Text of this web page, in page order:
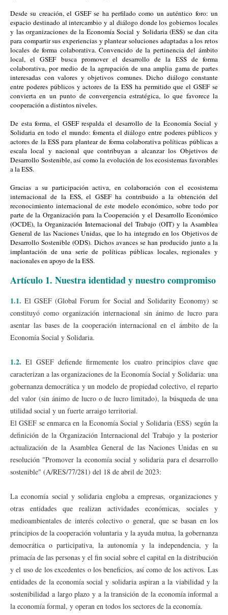
Desde su creación, el GSEF se ha perfilado como un auténtico foro: un
espacio destinado al intercambio y al diálogo donde los gobiernos locales
y las organizaciones de la Economía Social y Solidaria (ESS) se dan cita
para compartir sus experiencias y plantear soluciones adaptadas a los retos
locales de forma colaborativa. Convencido de la pertinencia del ámbito
local, el GSEF busca promover el desarrollo de la ESS de forma
colaborativa, por medio de la agrupación de una amplia gama de partes
interesadas con valores y objetivos comunes. Dicho diálogo constante
entre poderes públicos y actores de la ESS ha permitido que el GSEF se
convierta en un punto de convergencia estratégica, lo que favorece la
cooperación a distintos niveles.
De esta forma, el GSEF respalda el desarrollo de la Economía Social y
Solidaria en todo el mundo: fomenta el diálogo entre poderes públicos y
actores de la ESS para plantear de forma colaborativa políticas públicas a
escala local y nacional que contribuyan a alcanzar los Objetivos de
Desarrollo Sostenible, así como la evolución de los ecosistemas favorables
a la ESS.
Gracias a su participación activa, en colaboración con el ecosistema
internacional de la ESS, el GSEF ha contribuido a la obtención del
reconocimiento internacional de este modelo económico, sobre todo por
parte de la Organización para la Cooperación y el Desarrollo Económico
(OCDE), la Organización Internacional del Trabajo (OIT) y la Asamblea
General de las Naciones Unidas, que lo ha integrado en los Objetivos de
Desarrollo Sostenible (ODS). Dichos avances se han producido junto a la
implantación de una serie de políticas públicas locales, regionales y
nacionales en apoyo de la ESS.
Artículo 1. Nuestra identidad y nuestro compromiso
1.1. El GSEF (Global Forum for Social and Solidarity Economy) se
constituyó como organización internacional sin ánimo de lucro para
asentar las bases de la cooperación internacional en el ámbito de la
Economía Social y Solidaria.
1.2. El GSEF defiende firmemente los cuatro principios clave que
caracterizan a las organizaciones de la Economía Social y Solidaria: una
gobernanza democrática y un modelo de propiedad colectivo, el reparto
del valor (sin ánimo de lucro o de lucro limitado), la búsqueda de una
utilidad social y un fuerte arraigo territorial.
El GSEF se enmarca en la Economía Social y Solidaria (ESS) según la
definición de la Organización Internacional del Trabajo y la posterior
actualización de la Asamblea General de las Naciones Unidas en su
resolución "Promover la economía social y solidaria para el desarrollo
sostenible" (A/RES/77/281) del 18 de abril de 2023:
La economía social y solidaria engloba a empresas, organizaciones y
otras entidades que realizan actividades económicas, sociales y
medioambientales de interés colectivo o general, que se basan en los
principios de la cooperación voluntaria y la ayuda mutua, la gobernanza
democrática o participativa, la autonomía y la independencia, y la
primacía de las personas y el fin social sobre el capital en la distribución
y el uso de los excedentes o los beneficios, así como de los activos. Las
entidades de la economía social y solidaria aspiran a la viabilidad y la
sostenibilidad a largo plazo y a la transición de la economía informal a
la economía formal, y operan en todos los sectores de la economía.